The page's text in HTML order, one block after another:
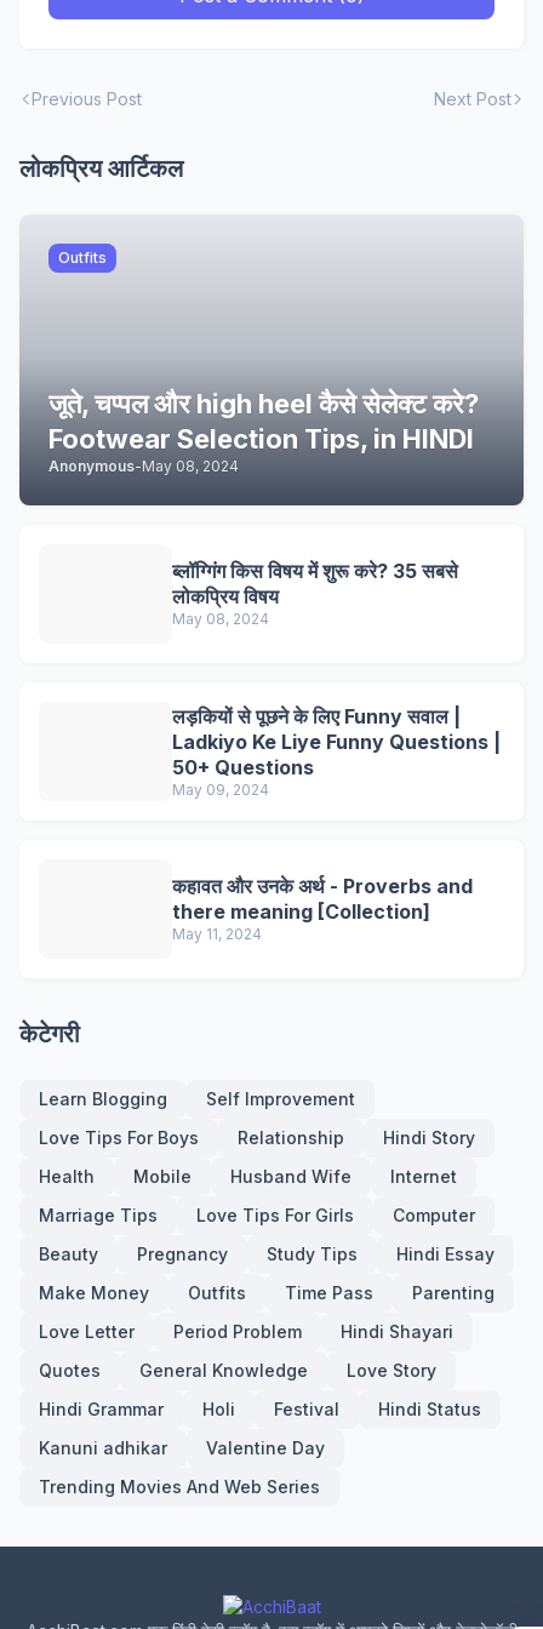
Previous Post Next Post
लोकप्रिय आर्टिकल
Outfits
जूते, चप्पल और high heel कैसे सेलेक्ट करे?
Footwear Selection Tips, in HINDI
Anonymous-May 08, 2024
ब्लॉग्गिंग किस विषय में शुरू करे? 35 सबसे
लोकप्रिय विषय
May 08, 2024
लड़कियों से पूछने के लिए Funny सवाल |
Ladkiyo Ke Liye Funny Questions |
50+ Questions
May 09, 2024
कहावत और उनके अर्थ - Proverbs and
there meaning [Collection]
May 11, 2024
केटेगरी
Learn Blogging
Self Improvement
Love Tips For Boys
Relationship
Hindi Story
Health
Mobile Husband Wife
Internet
Marriage Tips
Love Tips For Girls
Computer
Beauty
Pregnancy Study Tips
Hindi Essay
Make Money
Outfits Time Pass
Parenting
Love Letter
Period Problem
Hindi Shayari
Quotes
General Knowledge
Love Story
Hindi Grammar
Holi Festival
Hindi Status
Kanuni adhikar
Valentine Day
Trending Movies And Web Series